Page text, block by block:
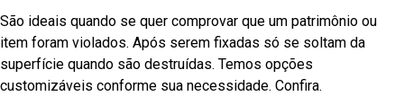
São ideais quando se quer comprovar que um patrimônio ou
item foram violados. Após serem fixadas só se soltam da
superfície quando são destruídas. Temos opções
customizáveis conforme sua necessidade. Confira.